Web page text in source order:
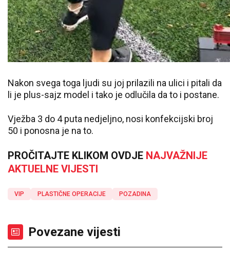
Nakon svega toga ljudi su joj prilazili na ulici i pitali da
li je plus-sajz model i tako je odlučila da to i postane.
Vježba 3 do 4 puta nedjeljno, nosi konfekcijski broj
50 i ponosna je na to.
PROČITAJTE KLIKOM OVDJE NAJVAŽNIJE
AKTUELNE VIJESTI
VIP PLASTIČNE OPERACIJE POZADINA
Povezane vijesti